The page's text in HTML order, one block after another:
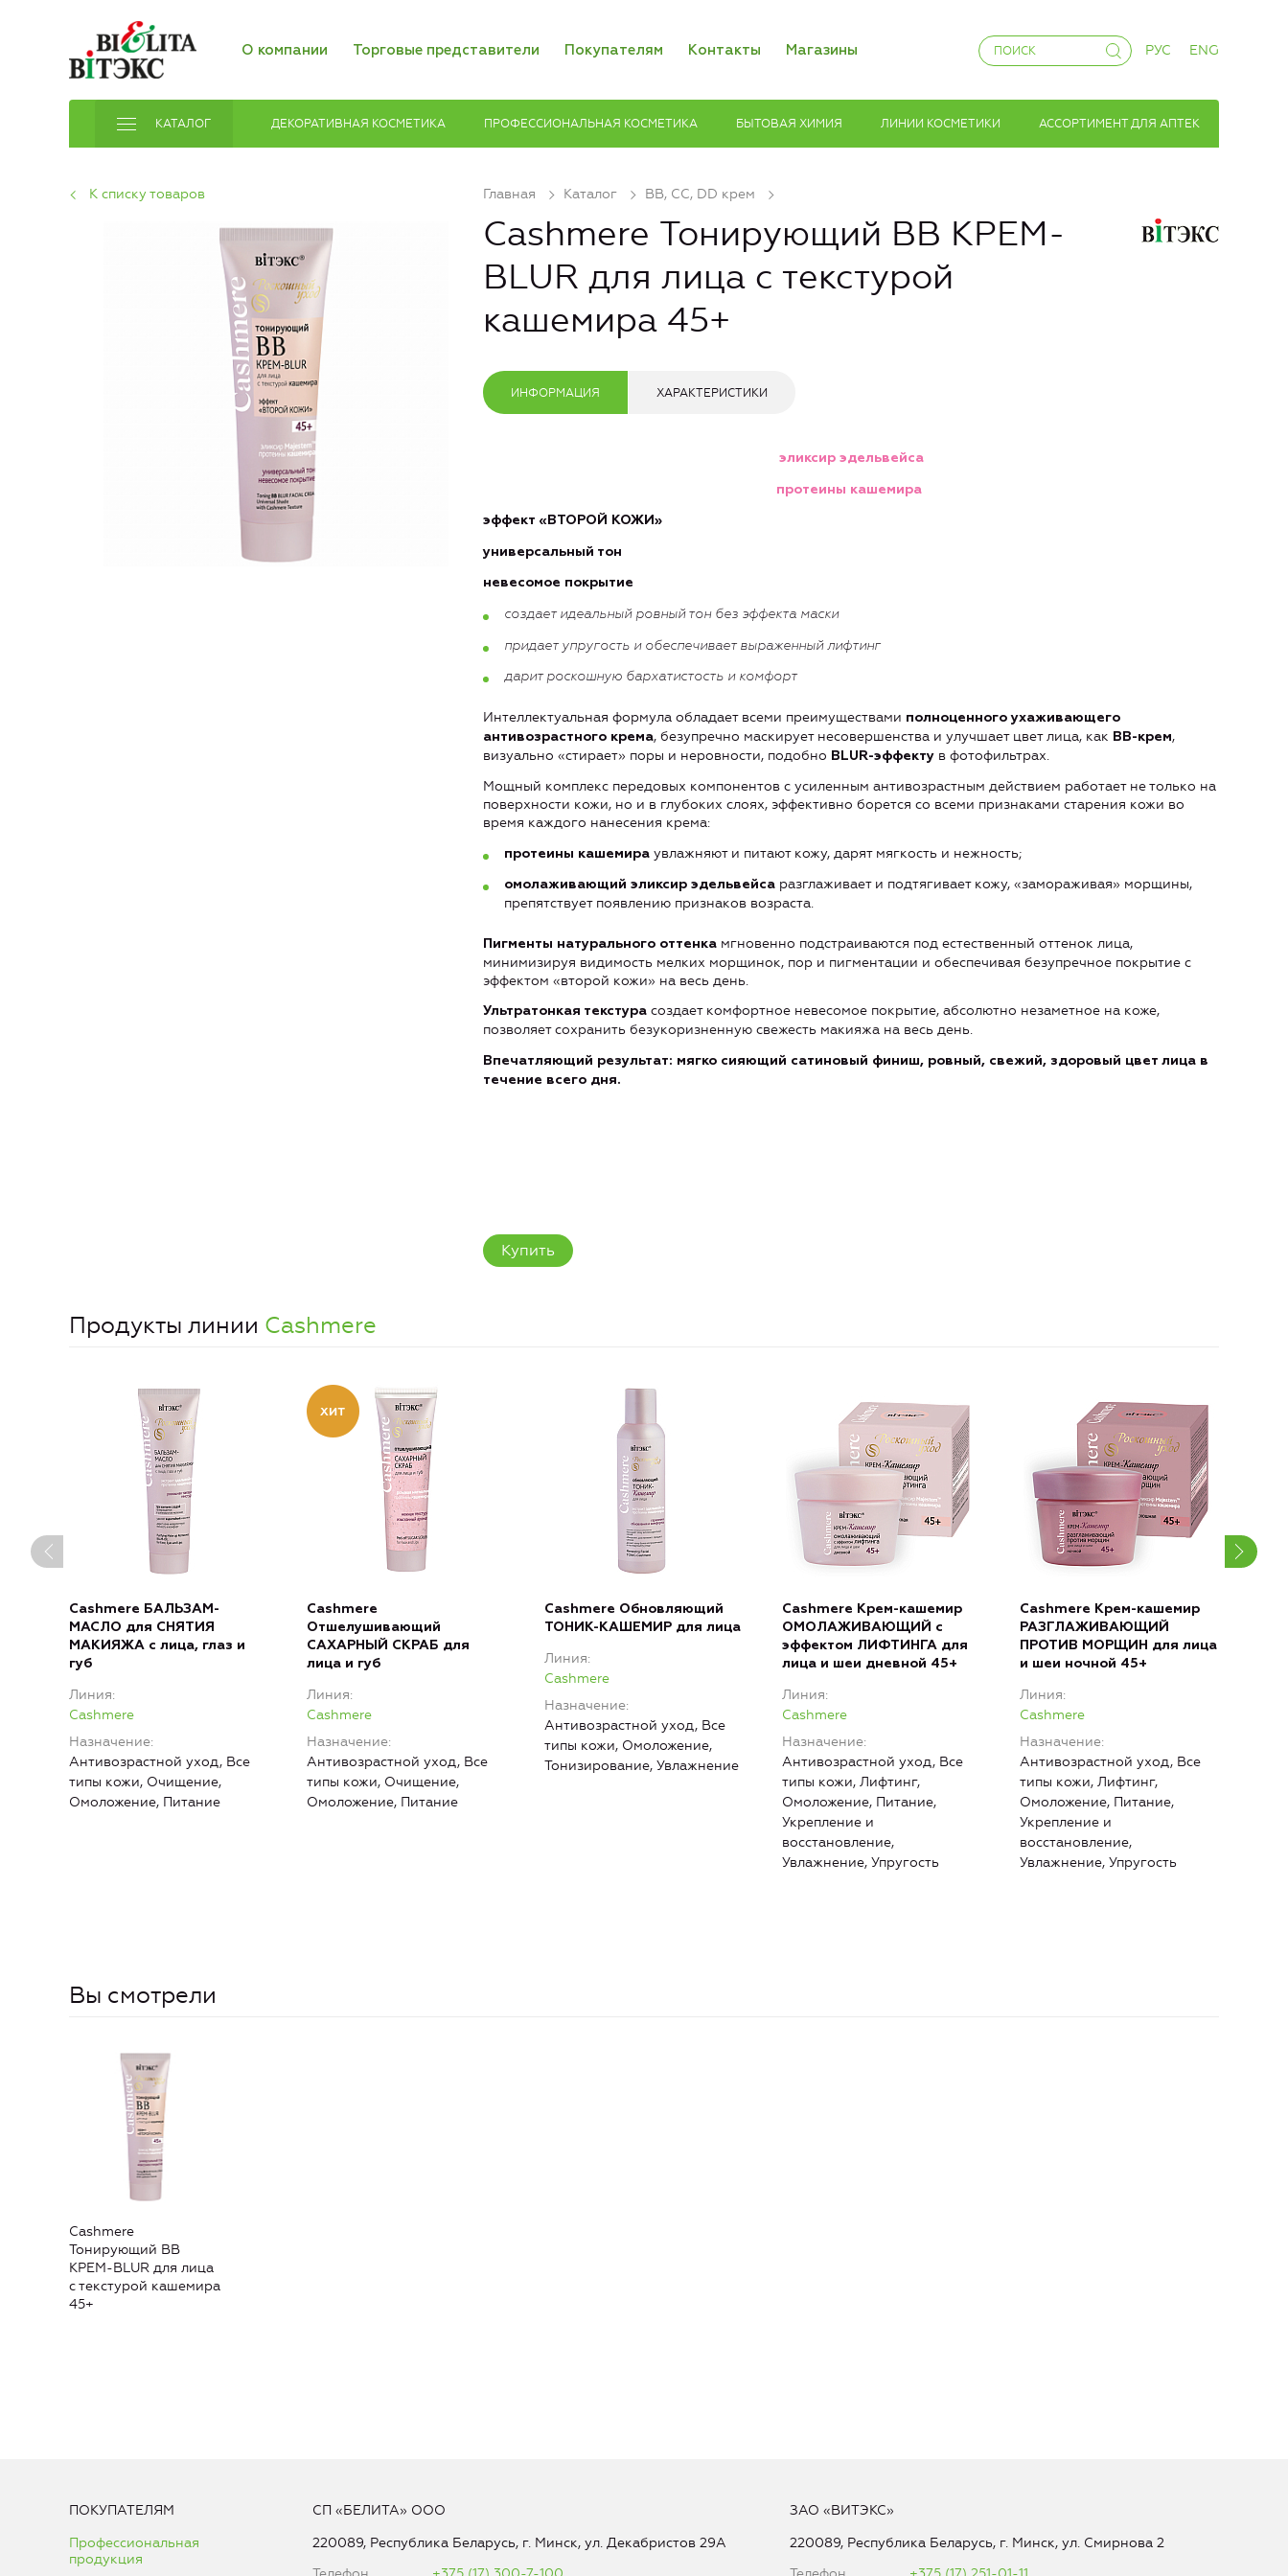
О компании Торговые представители Покупателям Контакты Магазины РУС ENG
КАТАЛОГ ДЕКОРАТИВНАЯ КОСМЕТИКА ПРОФЕССИОНАЛЬНАЯ КОСМЕТИКА БЫТОВАЯ ХИМИЯ ЛИНИИ КОСМЕТИКИ АССОРТИМЕНТ ДЛЯ АПТЕК
Главная Каталог ВВ, СС, DD крем
К списку товаров
Cashmere Тонирующий ВВ КРЕМ-
BLUR для лица с текстурой
кашемира 45+
ИНФОРМАЦИЯ ХАРАКТЕРИСТИКИ
эликсир эдельвейса
протеины кашемира
эффект «ВТОРОЙ КОЖИ»
универсальный тон
невесомое покрытие
создает идеальный ровный тон без эффекта маски
придает упругость и обеспечивает выраженный лифтинг
дарит роскошную бархатистость и комфорт
Интеллектуальная формула обладает всеми преимуществами полноценного ухаживающего
антивозрастного крема, безупречно маскирует несовершенства и улучшает цвет лица, как ВВ-крем,
визуально «стирает» поры и неровности, подобно BLUR-эффекту в фотофильтрах.
Мощный комплекс передовых компонентов с усиленным антивозрастным действием работает не только на
поверхности кожи, но и в глубоких слоях, эффективно борется со всеми признаками старения кожи во
время каждого нанесения крема:
протеины кашемира увлажняют и питают кожу, дарят мягкость и нежность;
омолаживающий эликсир эдельвейса разглаживает и подтягивает кожу, «замораживая» морщины,
препятствует появлению признаков возраста.
Пигменты натурального оттенка мгновенно подстраиваются под естественный оттенок лица,
минимизируя видимость мелких морщинок, пор и пигментации и обеспечивая безупречное покрытие с
эффектом «второй кожи» на весь день.
Ультратонкая текстура создает комфортное невесомое покрытие, абсолютно незаметное на коже,
позволяет сохранить безукоризненную свежесть макияжа на весь день.
Впечатляющий результат: мягко сияющий сатиновый финиш, ровный, свежий, здоровый цвет лица в
течение всего дня.
Купить
Продукты линии Cashmere
Cashmere БАЛЬЗАМ-
МАСЛО для СНЯТИЯ
МАКИЯЖА с лица, глаз и
губ
Линия
Cashmere
Назначение
Антивозрастной уход, Все
типы кожи, Очищение,
Омоложение, Питание
Cashmere
Отшелушивающий
САХАРНЫЙ СКРАБ для
лица и губ
Линия
Cashmere
Назначение
Антивозрастной уход, Все
типы кожи, Очищение,
Омоложение, Питание
Cashmere Обновляющий
ТОНИК-КАШЕМИР для лица
Линия
Cashmere
Назначение
Антивозрастной уход, Все
типы кожи, Омоложение,
Тонизирование, Увлажнение
Cashmere Крем-кашемир
ОМОЛАЖИВАЮЩИЙ с
эффектом ЛИФТИНГА для
лица и шеи дневной 45+
Линия
Cashmere
Назначение
Антивозрастной уход, Все
типы кожи, Лифтинг,
Омоложение, Питание,
Укрепление и
восстановление,
Увлажнение, Упругость
Cashmere Крем-кашемир
РАЗГЛАЖИВАЮЩИЙ
ПРОТИВ МОРЩИН для лица
и шеи ночной 45+
Линия
Cashmere
Назначение
Антивозрастной уход, Все
типы кожи, Лифтинг,
Омоложение, Питание,
Укрепление и
восстановление,
Увлажнение, Упругость
Вы смотрели
Cashmere
Тонирующий ВВ
КРЕМ-BLUR для лица
с текстурой кашемира
45+
ПОКУПАТЕЛЯМ
Профессиональная
продукция
СП «БЕЛИТА» ООО
220089, Республика Беларусь, г. Минск, ул. Декабристов 29А
ЗАО «ВИТЭКС»
220089, Республика Беларусь, г. Минск, ул. Смирнова 2